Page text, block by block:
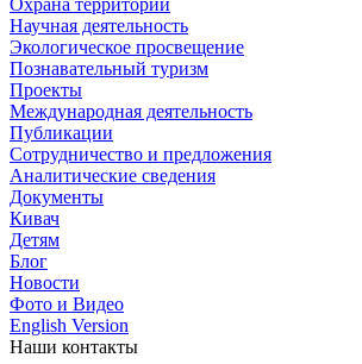
Научная деятельность
Экологическое просвещение
Познавательный туризм
Проекты
Международная деятельность
Публикации
Сотрудничество и предложения
Аналитические сведения
Документы
Кивач
Детям
Блог
Новости
Фото и Видео
English Version
Наши контакты